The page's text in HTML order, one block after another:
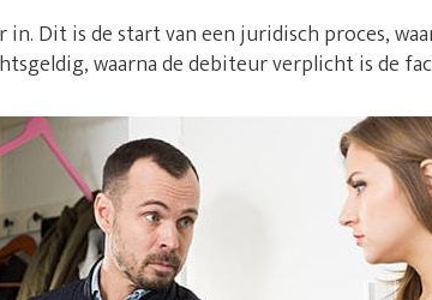
in. Dit is de start van een juridisch proces,
waarna de debiteur verplicht is de